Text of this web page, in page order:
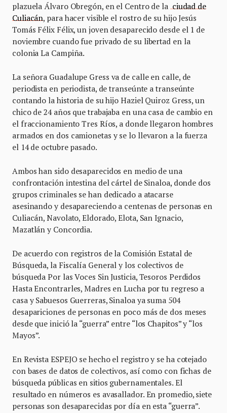
plazuela Álvaro Obregón, en el Centro de la ciudad de
Culiacán, para hacer visible el rostro de su hijo Jesús
Tomás Félix Félix, un joven desaparecido desde el 1 de
noviembre cuando fue privado de su libertad en la
colonia La Campiña.
La señora Guadalupe Gress va de calle en calle, de
periodista en periodista, de transeúnte a transeúnte
contando la historia de su hijo Haziel Quiroz Gress, un
chico de 24 años que trabajaba en una casa de cambio en
el fraccionamiento Tres Ríos, a donde llegaron hombres
armados en dos camionetas y se lo llevaron a la fuerza
el 14 de octubre pasado.
Ambos han sido desaparecidos en medio de una
confrontación intestina del cártel de Sinaloa, donde dos
grupos criminales se han dedicado a atacarse
asesinando y desapareciendo a centenas de personas en
Culiacán, Navolato, Eldorado, Elota, San Ignacio,
Mazatlán y Concordia.
De acuerdo con registros de la Comisión Estatal de
Búsqueda, la Fiscalía General y los colectivos de
búsqueda Por las Voces Sin Justicia, Tesoros Perdidos
Hasta Encontrarles, Madres en Lucha por tu regreso a
casa y Sabuesos Guerreras, Sinaloa ya suma 504
desapariciones de personas en poco más de dos meses
desde que inició la “guerra” entre “los Chapitos” y “los
Mayos”.
En Revista ESPEJO se hecho el registro y se ha cotejado
con bases de datos de colectivos, así como con fichas de
búsqueda públicas en sitios gubernamentales. El
resultado en números es avasallador. En promedio, siete
personas son desaparecidas por día en esta “guerra”.